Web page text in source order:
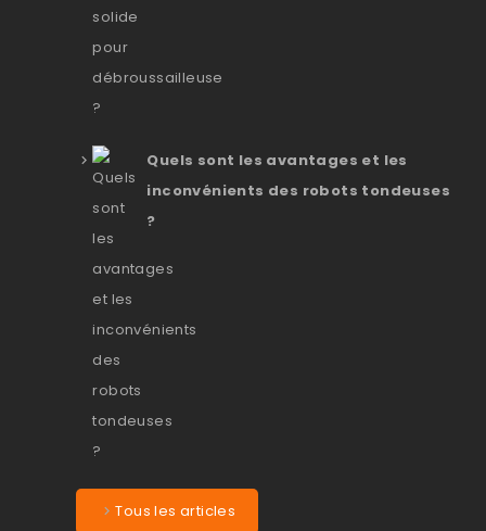
Quels sont les avantages et les
inconvénients des robots tondeuses
?
Tous les articles